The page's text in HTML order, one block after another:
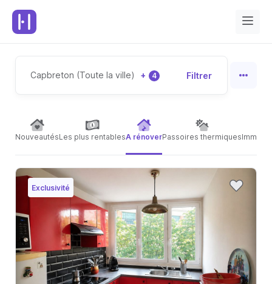
Capbreton (Toute la ville) + 4 Filtrer
NouveautésLes plus rentablesA rénoverPassoires thermiques
Exclusivité